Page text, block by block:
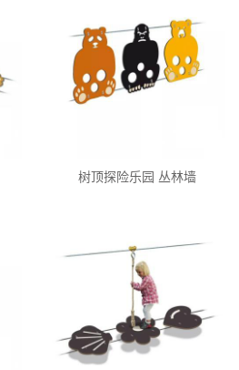
树顶探险乐园 丛林墙